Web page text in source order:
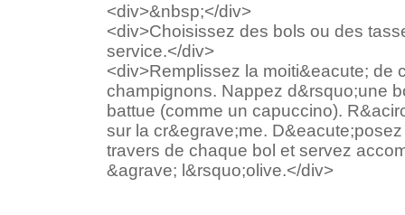
<div>&nbsp;</div>
<div>Choisissez des bols ou des
service.</div>
<div>Remplissez la moiti&eacute; de
champignons. Nappez d&rsquo;une
battue (comme un capuccino).
sur la cr&egrave;me.
travers de chaque bol et servez
&agrave; l&rsquo;olive.</div>